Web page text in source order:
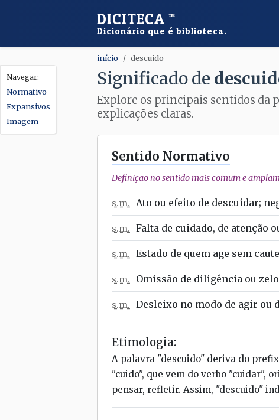
DICITECA ™
Dicionário que é biblioteca.
início descuido
Significado de
Explore os principais sentidos da
explicações claras.
Sentido Normativo
Definição no sentido mais comum e
s.m. Ato ou efeito de descuidar;
s.m. Falta de cuidado, de atenção
s.m. Estado de quem age sem
s.m. Omissão de diligência ou
s.m. Desleixo no modo de agir ou
Etimologia:
A palavra "descuido" deriva do
"cuido", que vem do verbo "cuidar",
pensar, refletir. Assim, "descuido"
Normativo
Expansivos
Imagem